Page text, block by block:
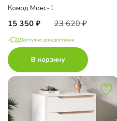
Комод Монс-1
15 350 23 620
Доступно для доставки
В корзину